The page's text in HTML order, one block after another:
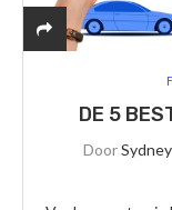
DE 5
DoorSydney